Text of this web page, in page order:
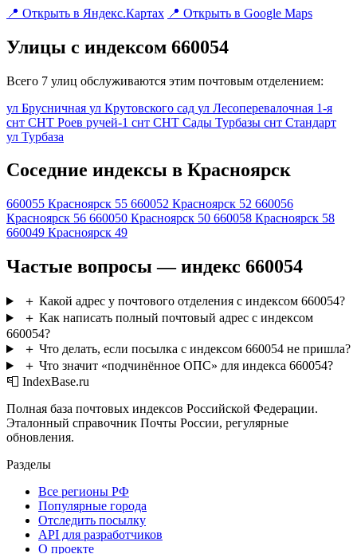
📍 Открыть в Яндекс.Картах 📍 Открыть в Google Maps
Улицы с индексом 660054
Всего 7 улиц обслуживаются этим почтовым отделением:
ул Брусничная ул Крутовского сад ул Лесоперевалочная 1-я
снт СНТ Роев ручей-1 снт СНТ Сады Турбазы снт Стандарт
ул Турбаза
Соседние индексы в Красноярск
660055 Красноярск 55 660052 Красноярск 52 660056
Красноярск 56 660050 Красноярск 50 660058 Красноярск 58
660049 Красноярск 49
Частые вопросы — индекс 660054
＋ Какой адрес у почтового отделения с индексом 660054?
＋ Как написать полный почтовый адрес с индексом
660054?
＋ Что делать, если посылка с индексом 660054 не пришла?
＋ Что значит «подчинённое ОПС» для индекса 660054?
📮 IndexBase.ru
Полная база почтовых индексов Российской Федерации.
Эталонный справочник Почты России, регулярные
обновления.
Разделы
Все регионы РФ
Популярные города
Отследить посылку
API для разработчиков
О проекте